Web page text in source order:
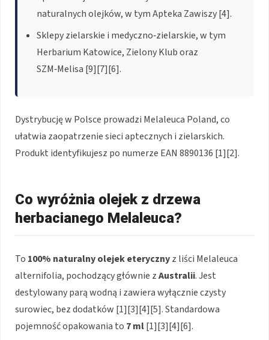
naturalnych olejków, w tym Apteka Zawiszy [4].
Sklepy zielarskie i medyczno‑zielarskie, w tym
Herbarium Katowice, Zielony Klub oraz
SZM‑Melisa [9][7][6].
Dystrybucję w Polsce prowadzi Melaleuca Poland, co
ułatwia zaopatrzenie sieci aptecznych i zielarskich.
Produkt identyfikujesz po numerze EAN 8890136 [1][2].
Co wyróżnia olejek z drzewa
herbacianego Melaleuca?
To 100% naturalny olejek eterycznyz liści Melaleuca
alternifolia, pochodzący głównie zAustralii. Jest
destylowany parą wodną i zawiera wyłącznie czysty
surowiec, bez dodatków [1][3][4][5]. Standardowa
pojemność opakowania to 7 ml[1][3][4][6].